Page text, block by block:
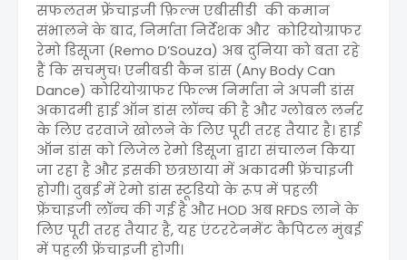
सफलतम फ्रेंचाइजी फ़िल्म एबीसीडी की कमान
संभालने के बाद, निर्माता निर्देशक और कोरियोग्राफर
रेमो डिसूजा (Remo D’Souza) अब दुनिया को बता रहे
हैं कि सचमुच! एनीबडी कैन डांस (Any Body Can
Dance) कोरियोग्राफर फिल्म निर्माता ने अपनी डांस
अकादमी हाई ऑन डांस लॉन्च की है और ग्लोबल लर्नर
के लिए दरवाजे खोलने के लिए पूरी तरह तैयार है। हाई
ऑन डांस को लिजेल रेमो डिसूजा द्वारा संचालन किया
जा रहा है और इसकी छत्रछाया में अकादमी फ्रेंचाइजी
होगी। दुबई में रेमो डांस स्टूडियो के रूप में पहली
फ्रेंचाइजी लॉन्च की गई है और HOD अब RFDS लाने के
लिए पूरी तरह तैयार है, यह एंटरटेनमेंट कैपिटल मुंबई
में पहली फ्रेंचाइजी होगी।